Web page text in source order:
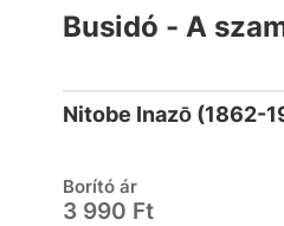
Busidó - A
Nitobe Inazō (1862-
Borító ár
3 990 Ft